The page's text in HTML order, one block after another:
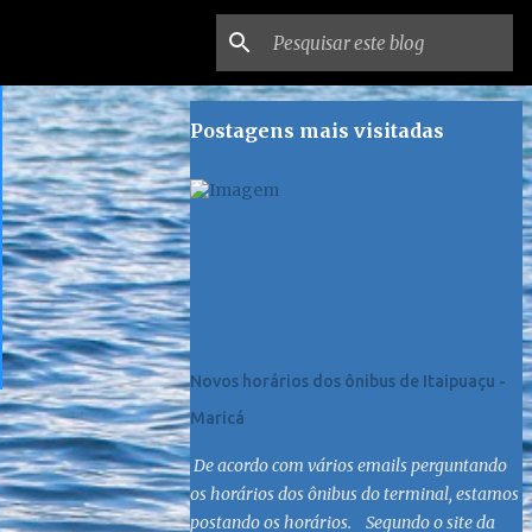
Postagens mais visitadas
Novos horários dos ônibus de Itaipuaçu -
Maricá
De acordo com vários emails perguntando
os horários dos ônibus do terminal, estamos
postando os horários. Segundo o site da